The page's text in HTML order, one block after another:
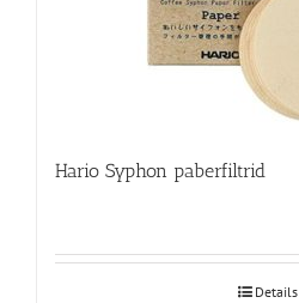
Hario Syphon paberfiltrid
Details